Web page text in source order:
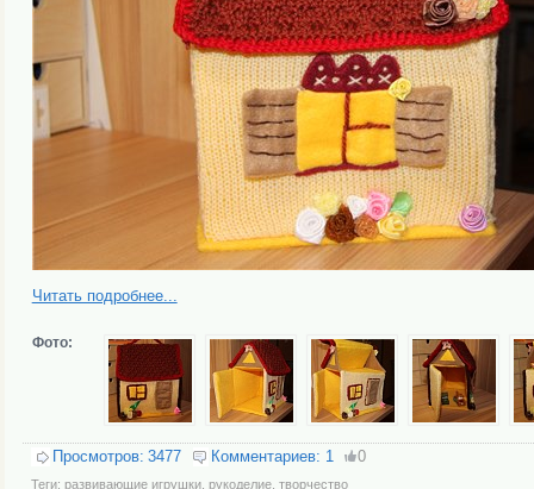
Читать подробнее...
Фото:
Просмотров: 3477 Комментариев: 1 0
Теги: развивающие игрушки, рукоделие, творчество